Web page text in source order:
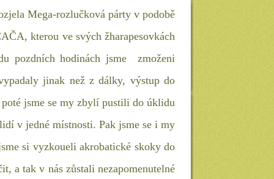
Mega-rozlučková párty v podobě
kterou ve svých žharapesovkách
pozdních hodinách jsme zmoženi
jinak než z dálky, výstup do
jsme se my zbylí pustili do úklidu
v jedné místnosti. Pak jsme se i my
si vyzkoueli akrobatické skoky do
a tak v nás zůstali nezapomenutelné